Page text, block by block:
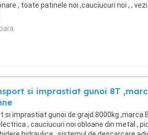
, toate patinele noi ,cauciucuri noi , , vezi
si imprastiat gunoi 8T
si imprastiat gunoi de grajd 8000kg ,marca
, cauciucuri noi obloane din metal ,